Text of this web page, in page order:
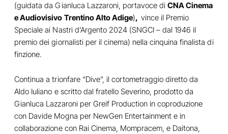
(guidata da Gianluca Lazzaroni, portavoce diCNA Cinema
e Audiovisivo Trentino Alto Adige), vince il Premio
Speciale ai Nastri d’Argento 2024 (SNGCI – dal 1946 il
premio dei giornalisti per il cinema) nella cinquina finalista di
finzione.
Continua a trionfare “Dive”, il cortometraggio diretto da
Aldo Iuliano e scritto dal fratello Severino, prodotto da
Gianluca Lazzaroni per Greif Production in coproduzione
con Davide Mogna per NewGen Entertainment e in
collaborazione con Rai Cinema, Mompracem, e Daitona,